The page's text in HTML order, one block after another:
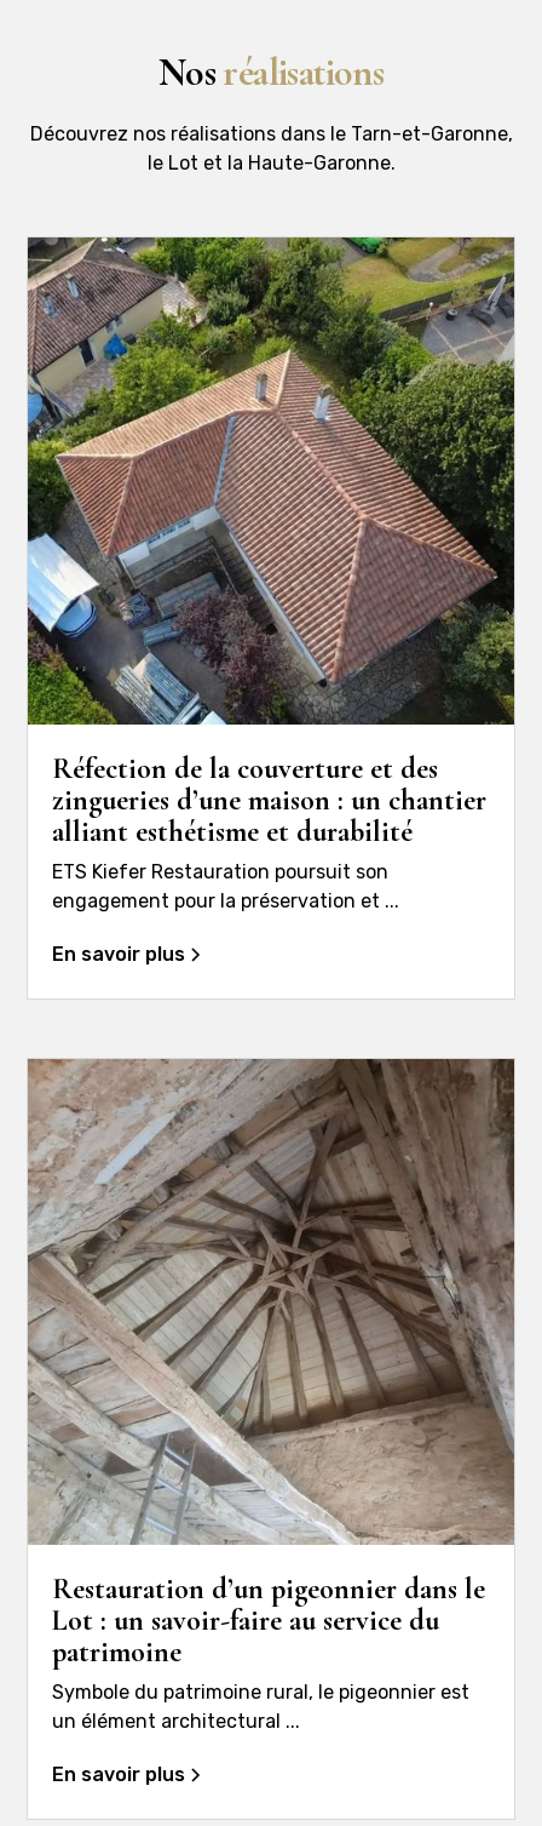
Nosréalisations
Découvrez nos réalisations dans le Tarn-et-Garonne,
le Lot et la Haute-Garonne.
Réfection de la couverture et des
zingueries d’une maison : un chantier
alliant esthétisme et durabilité
ETS Kiefer Restauration poursuit son
engagement pour la préservation et ...
En savoir plus
Restauration d’un pigeonnier dans le
Lot : un savoir-faire au service du
patrimoine
Symbole du patrimoine rural, le pigeonnier est
un élément architectural ...
En savoir plus